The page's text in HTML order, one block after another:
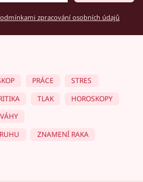
zpracování osobních údajů
PRÁCE
STRES
TLAK
HOROSKOPY
ZNAMENÍ RAKA